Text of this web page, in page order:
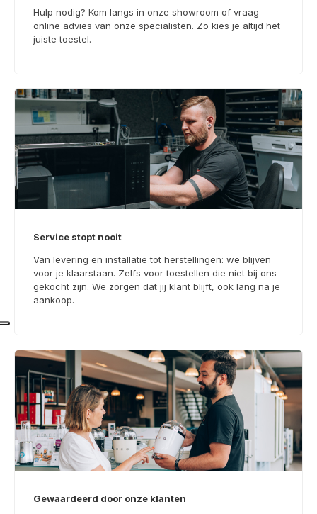
Hulp nodig? Kom langs in onze showroom of vraag
online advies van onze specialisten. Zo kies je altijd het
juiste toestel.
Service stopt nooit
Van levering en installatie tot herstellingen: we blijven
voor je klaarstaan. Zelfs voor toestellen die niet bij ons
gekocht zijn. We zorgen dat jij klant blijft, ook lang na je
aankoop.
Gewaardeerd door onze klanten